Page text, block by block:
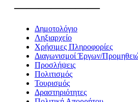
———————
Δημοτολόγιο
Ληξιαρχείο
Χρήσιμες Πληροφορίες
Διαγωνισμοί Έργων/
Προσλήψεις
Πολιτισμός
Τουρισμός
Δραστηριότητες